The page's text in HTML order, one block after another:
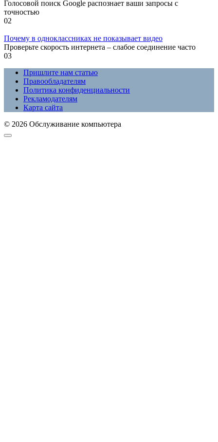
Голосовой поиск Google распознает ваши запросы с
точностью
02
Почему в одноклассниках не показывает видео
Проверьте скорость интернета – слабое соединение часто
03
Пришлите нам статью
Правообладателям
Политика конфиденциальности
Рекламодателям
Карта сайта
© 2026 Обслуживание компьютера